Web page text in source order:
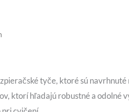
tyče, ktoré sú
ktorí hľadajú robustné a